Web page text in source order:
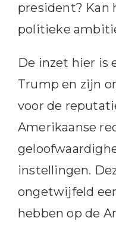
president? Kan
politieke
De inzet hier is
Trump en zijn
voor de
Amerikaanse
instellingen.
ongetwijfeld
hebben op de